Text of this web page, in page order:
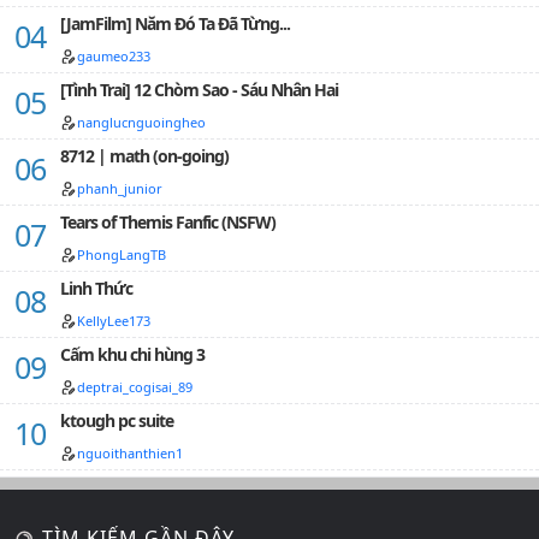
[JamFilm] Năm Đó Ta Đã Từng...
gaumeo233
[Tình Trai] 12 Chòm Sao - Sáu Nhân Hai
nanglucnguoingheo
8712 | math (on-going)
phanh_junior
Tears of Themis Fanfic (NSFW)
PhongLangTB
Linh Thức
KellyLee173
Cấm khu chi hùng 3
deptrai_cogisai_89
ktough pc suite
nguoithanthien1